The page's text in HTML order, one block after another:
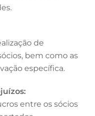
de
bem como as
específica.
entre os sócios